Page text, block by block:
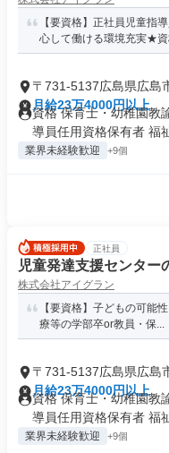
【要資格】正社員児童指
心して働ける環境充実★資
〒731-5137広島県広島
月給23万4000円以上
資格 保育士・幼稚園教
導員任用資格保有者 福
業界未経験歓迎 +9個
正社員
児童発達支援センタ
株式会社アイグラン
【要資格】子どもの可能
療等の学部卒or教員・保...
〒731-5137広島県広島
月給23万4000円以上
資格 保育士・幼稚園教
導員任用資格保有者 福
業界未経験歓迎 +9個